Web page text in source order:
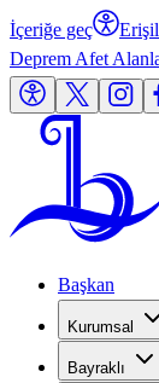
İçeriğe geç
Deprem Afet
Başkan
Kurumsal
Bayraklı